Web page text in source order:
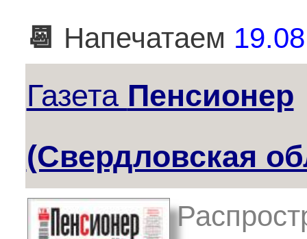
📆 Напечатаем
Газета Пенсионер
(Свердловская